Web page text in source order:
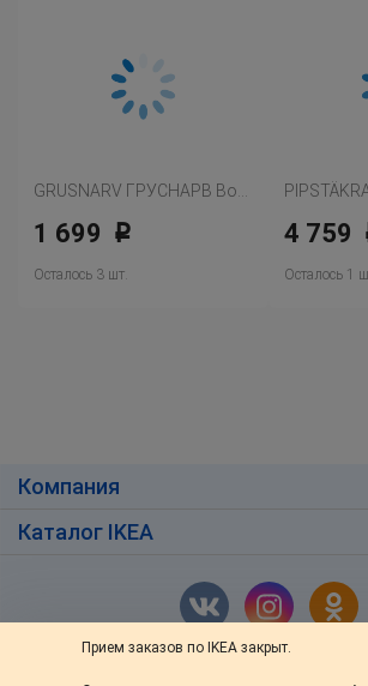
Прием заказов по IKEA закрыт.
1 699 Р
Осталось 3 шт.
4 759
Осталось 1
Компания
Каталог IKEA